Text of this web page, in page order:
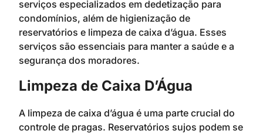
serviços especializados em dedetização para
condomínios, além de higienização de
reservatórios e limpeza de caixa d’água. Esses
serviços são essenciais para manter a saúde e a
segurança dos moradores.
Limpeza de Caixa D’Água
A limpeza de caixa d’água é uma parte crucial do
controle de pragas. Reservatórios sujos podem se